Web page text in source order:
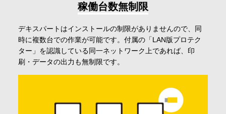
マイページ
稼働台数無制限
デキスパートはインストールの制限がありませんので、同
時に複数台での作業が可能です。付属の「LAN版プロテク
ター」を認識している同一ネットワーク上であれば、印
刷・データの出力も無制限です。